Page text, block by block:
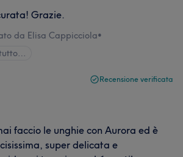
Grazie.
da Elisa Cappicciola•
Recensione verificata
faccio le unghie con Aurora ed è
super delicata e